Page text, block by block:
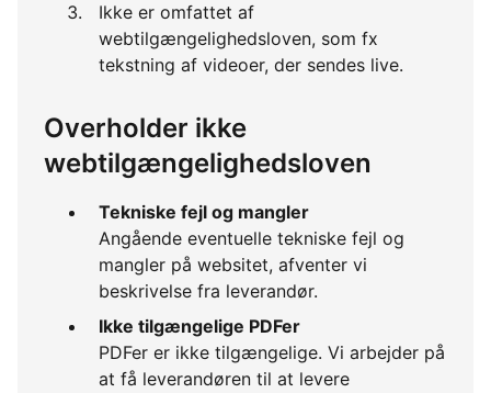
Ikke er omfattet af
webtilgængelighedsloven, som fx
tekstning af videoer, der sendes live.
Overholder ikke
webtilgængelighedsloven
Tekniske fejl og mangler
Angående eventuelle tekniske fejl og
mangler på websitet, afventer vi
beskrivelse fra leverandør.
Ikke tilgængelige PDFer
PDFer er ikke tilgængelige. Vi arbejder på
at få leverandøren til at levere